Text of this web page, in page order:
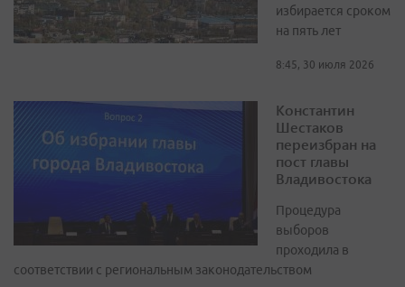
избирается сроком
на пять лет
8:45, 30 июля 2026
Константин
Шестаков
переизбран на
пост главы
Владивостока
Процедура
выборов
проходила в
соответствии с региональным законодательством